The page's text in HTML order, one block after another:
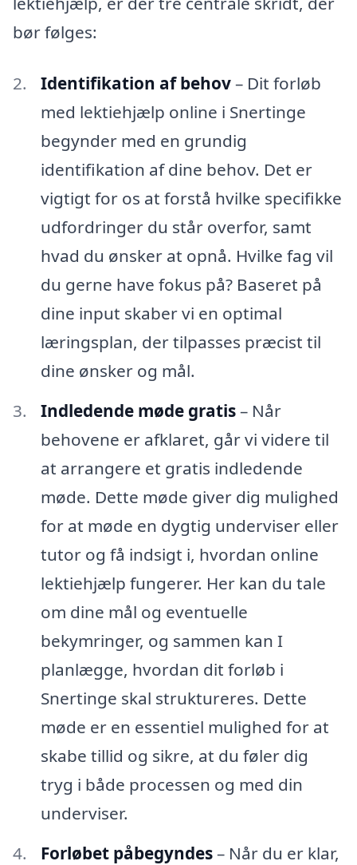
bør følges:
Identifikation af behov– Dit forløb
med lektiehjælp online i Snertinge
begynder med en grundig
identifikation af dine behov. Det er
vigtigt for os at forstå hvilke specifikke
udfordringer du står overfor, samt
hvad du ønsker at opnå. Hvilke fag vil
du gerne have fokus på? Baseret på
dine input skaber vi en optimal
læringsplan, der tilpasses præcist til
dine ønsker og mål.
Indledende møde gratis– Når
behovene er afklaret, går vi videre til
at arrangere et gratis indledende
møde. Dette møde giver dig mulighed
for at møde en dygtig underviser eller
tutor og få indsigt i, hvordan online
lektiehjælp fungerer. Her kan du tale
om dine mål og eventuelle
bekymringer, og sammen kan I
planlægge, hvordan dit forløb i
Snertinge skal struktureres. Dette
møde er en essentiel mulighed for at
skabe tillid og sikre, at du føler dig
tryg i både processen og med din
underviser.
Forløbet påbegyndes– Når du er klar,